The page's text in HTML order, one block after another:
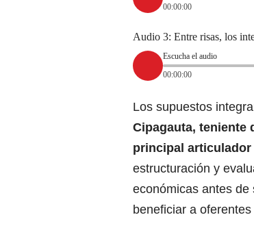
00:00:00
Audio 3: Entre risas, los
Escucha el audio
00:00:00
Los supuestos
Cipagauta, teniente
principal
estructuración y
económicas antes de
beneficiar a